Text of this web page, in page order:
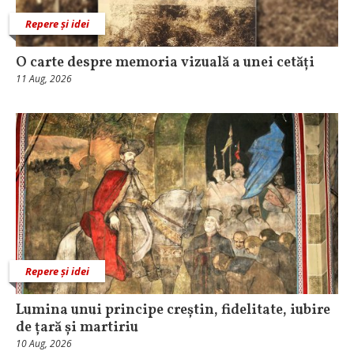
Repere și idei
O carte despre memoria vizuală a unei cetăți
11 Aug, 2026
Repere și idei
Lumina unui principe creștin, fidelitate, iubire
de țară și martiriu
10 Aug, 2026